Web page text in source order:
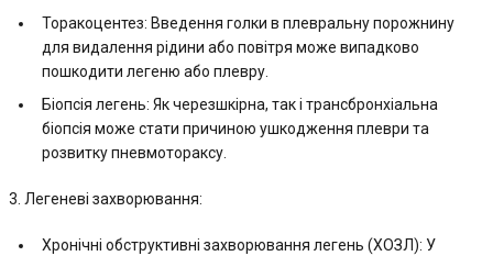
Торакоцентез: Введення голки в плевральну порожнину
для видалення рідини або повітря може випадково
пошкодити легеню або плевру.
Біопсія легень: Як черезшкірна, так і трансбронхіальна
біопсія може стати причиною ушкодження плеври та
розвитку пневмотораксу.
3. Легеневі захворювання:
Хронічні обструктивні захворювання легень (ХОЗЛ): У